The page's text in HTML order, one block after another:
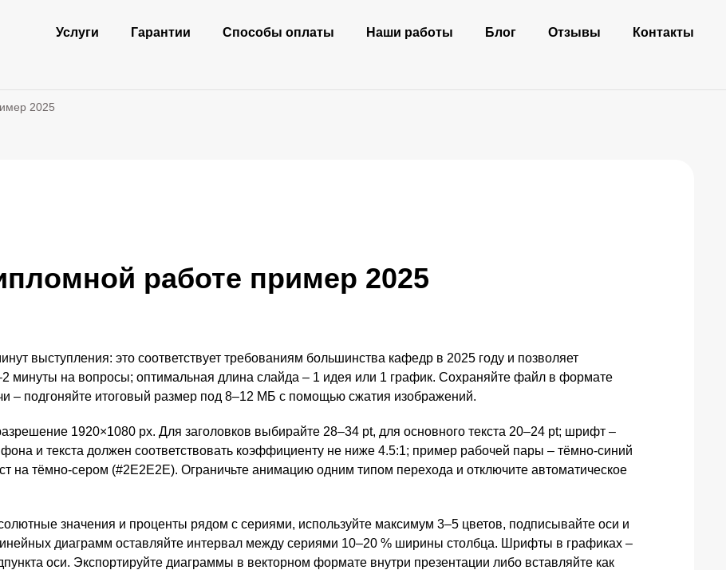
Услуги Гарантии Способы оплаты Наши работы Блог Отзывы Контакты
2025
работе пример 2025
выступления: это соответствует требованиям большинства кафедр в 2025 году и позволяет
минуты на вопросы; оптимальная длина слайда – 1 идея или 1 график. Сохраняйте файл в формате
– подгоняйте итоговый размер под 8–12 МБ с помощью сжатия изображений.
1920×1080 px. Для заголовков выбирайте 28–34 pt, для основного текста 20–24 pt; шрифт –
и текста должен соответствовать коэффициенту не ниже 4.5:1; пример рабочей пары – тёмно‑синий
на тёмно‑сером (#2E2E2E). Ограничьте анимацию одним типом перехода и отключите автоматическое
значения и проценты рядом с сериями, используйте максимум 3–5 цветов, подписывайте оси и
диаграмм оставляйте интервал между сериями 10–20 % ширины столбца. Шрифты в графиках –
оси. Экспортируйте диаграммы в векторном формате внутри презентации либо вставляйте как